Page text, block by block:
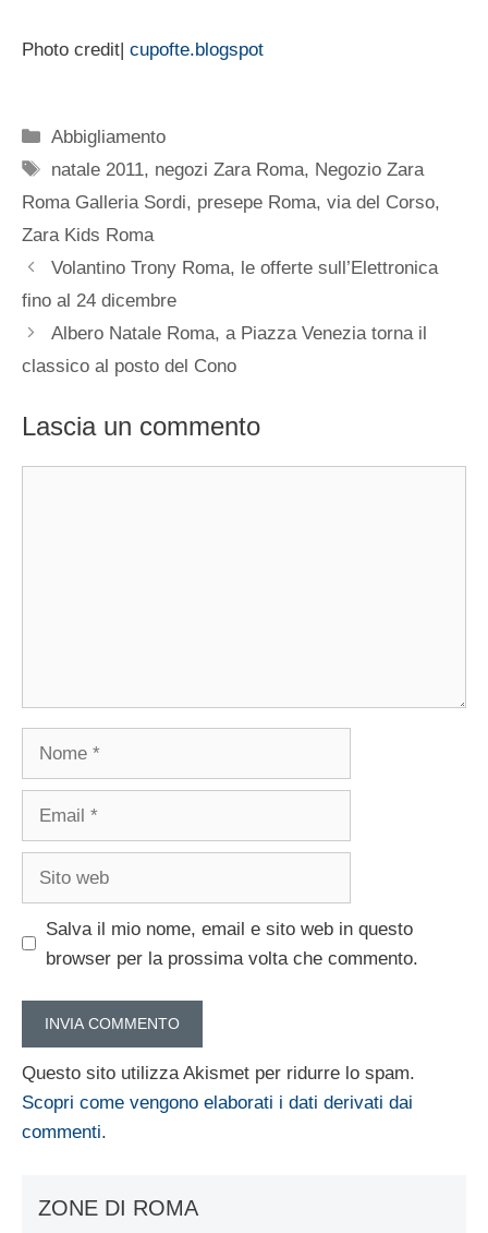
Photo credit| cupofte.blogspot
Categorie
Abbigliamento
Tag
natale 2011, negozi Zara Roma, Negozio Zara
Roma Galleria Sordi, presepe Roma, via del Corso,
Zara Kids Roma
Volantino Trony Roma, le offerte sull’Elettronica
fino al 24 dicembre
Albero Natale Roma, a Piazza Venezia torna il
classico al posto del Cono
Lascia un commento
Salva il mio nome, email e sito web in questo
browser per la prossima volta che commento.
Questo sito utilizza Akismet per ridurre lo spam.
Scopri come vengono elaborati i dati derivati dai
commenti.
ZONE DI ROMA